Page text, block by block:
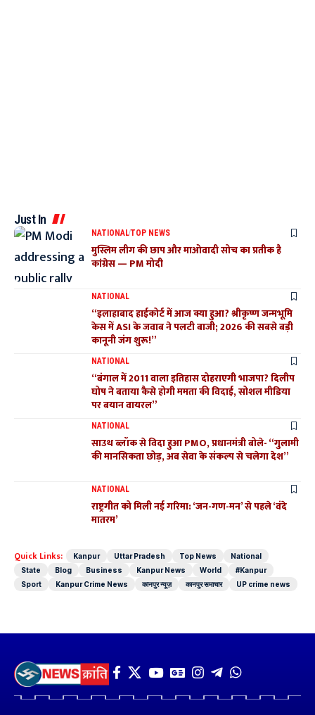
Just In
NATIONALTOP NEWS
मुस्लिम लीग की छाप और माओवादी सोच का प्रतीक है
कांग्रेस — PM मोदी
NATIONAL
“इलाहाबाद हाईकोर्ट में आज क्या हुआ? श्रीकृष्ण जन्मभूमि
केस में ASI के जवाब ने पलटी बाजी; 2026 की सबसे बड़ी
कानूनी जंग शुरू!”
NATIONAL
“बंगाल में 2011 वाला इतिहास दोहराएगी भाजपा? दिलीप
घोष ने बताया कैसे होगी ममता की विदाई, सोशल मीडिया
पर बयान वायरल”
NATIONAL
साउथ ब्लॉक से विदा हुआ PMO, प्रधानमंत्री बोले- “गुलामी
की मानसिकता छोड़, अब सेवा के संकल्प से चलेगा देश”
NATIONAL
राष्ट्रगीत को मिली नई गरिमा: ‘जन-गण-मन’ से पहले ‘वंदे
मातरम’
Quick Links: Kanpur Uttar Pradesh Top News
National
State
Blog Business Kanpur News World
#Kanpur
Sport
Kanpur Crime News कानपुर न्यूज़ कानपुर समाचार UP crime news